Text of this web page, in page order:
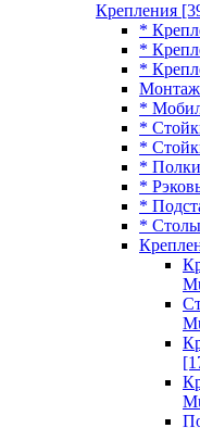
Крепления
*
*
*
*
*
*
*
*
*
* Столы